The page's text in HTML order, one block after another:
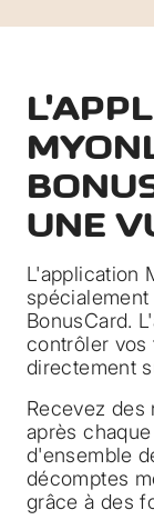
UNE
L'application
BonusCard.
contrôler vos
directement
Recevez des
après
d'ensemble
décomptes
grâce à des